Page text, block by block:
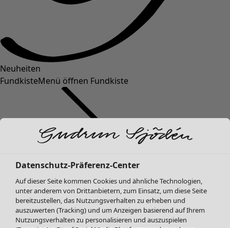
Neuheiten
FundkisteMenü öffnen Fundkiste
SALE Mode
Alle anzeigen
Kleider
Tuniken
Datenschutz-Präferenz-Center
Auf dieser Seite kommen Cookies und ähnliche Technologien,
unter anderem von Drittanbietern, zum Einsatz, um diese Seite
bereitzustellen, das Nutzungsverhalten zu erheben und
auszuwerten (Tracking) und um Anzeigen basierend auf Ihrem
Nutzungsverhalten zu personalisieren und auszuspielen